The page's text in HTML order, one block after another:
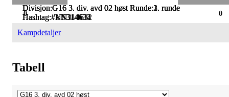
Divisjon:G16 3. div. avd 02 høst Runde:2. runde
Hashtag:#NS314633
Divisjon:G16 3. div. avd 02 høst Runde:1. runde
Hashtag:#VN314632
Divisjon:G16 3. div. avd 02 høst Runde:3. runde
Hashtag:#LN314634
0
0
Kampdetaljer
Tabell